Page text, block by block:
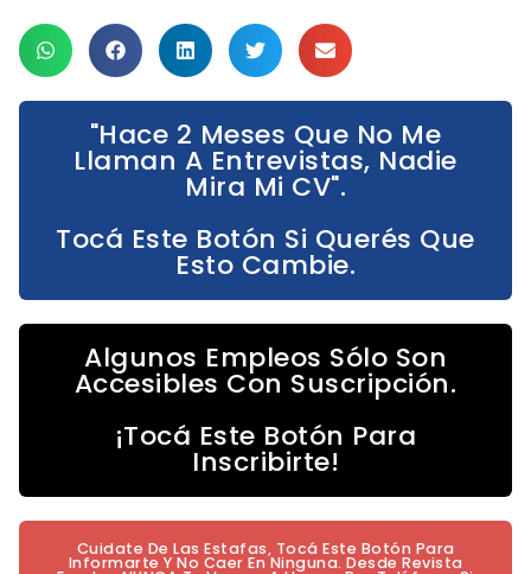
"Hace 2 Meses Que No Me
Llaman A Entrevistas, Nadie
Mira Mi CV".
Tocá Este Botón Si Querés Que
Esto Cambie.
Algunos Empleos Sólo Son
Accesibles Con Suscripción.
¡Tocá Este Botón Para
Inscribirte!
Cuidate De Las Estafas, Tocá Este Botón Para
Informarte Y No Caer En Ninguna. Desde Revista